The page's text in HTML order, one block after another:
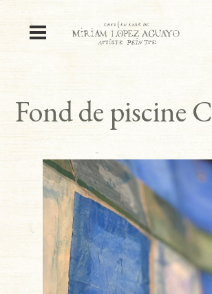
Fond de piscine